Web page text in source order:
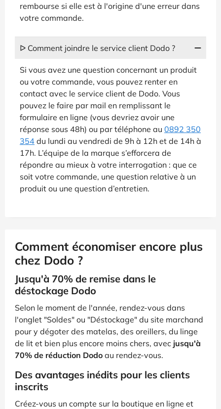
rembourse si elle est à l'origine d'une erreur dans
votre commande.
ᐅ Comment joindre le service client Dodo ?
Si vous avez une question concernant un produit
ou votre commande, vous pouvez renter en
contact avec le service client de Dodo. Vous
pouvez le faire par mail en remplissant le
formulaire en ligne (vous devriez avoir une
réponse sous 48h) ou par téléphone au 0892 350
354 du lundi au vendredi de 9h à 12h et de 14h à
17h. L’équipe de la marque s’efforcera de
répondre au mieux à votre interrogation : que ce
soit votre commande, une question relative à un
produit ou une question d’entretien.
Comment économiser encore plus
chez Dodo ?
Jusqu'à 70% de remise dans le
déstockage Dodo
Selon le moment de l'année, rendez-vous dans
l'onglet "Soldes" ou "Déstockage" du site marchand
pour y dégoter des matelas, des oreillers, du linge
de lit et bien plus encore moins chers, avec jusqu'à
70% de réduction Dodo au rendez-vous.
Des avantages inédits pour les clients
inscrits
Créez-vous un compte sur la boutique en ligne et